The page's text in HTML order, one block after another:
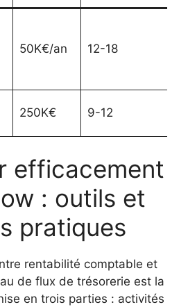
50K€/an 12-18
250K€ 9-12
efficacement
: outils et
pratiques
rentabilité comptable et
de flux de trésorerie est la
en trois parties : activités